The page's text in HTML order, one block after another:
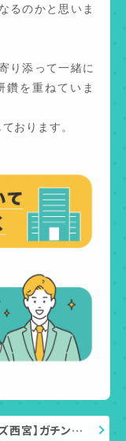
るのかと思いま
り添って一緒に
鑽を重ねていま
おります。
西宮】ガチン…